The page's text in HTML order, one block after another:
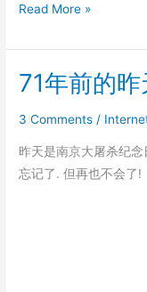
Delicious.com
分
享
的
签
Read More »
71年前的昨
3 Comments /
昨天是南京大屠杀纪
忘记了. 但再也不会了!